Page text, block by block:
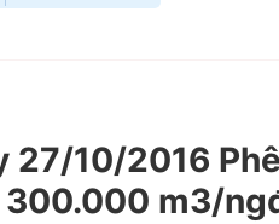
10/2016
m3/